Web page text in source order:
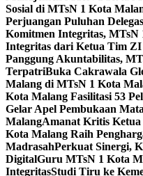
Sosial di MTsN 1 Kota
Perjuangan Puluhan
Komitmen Integritas, MTsN
Integritas dari Ketua Tim
Panggung Akuntabilitas,
TerpatriBuka Cakrawala
Malang di MTsN 1 Kota
Kota Malang Fasilitasi 53
Gelar Apel Pembukaan
MalangAmanat Kritis Ketua
Kota Malang Raih
MadrasahPerkuat Sinergi,
DigitalGuru MTsN 1 Kota
IntegritasStudi Tiru ke